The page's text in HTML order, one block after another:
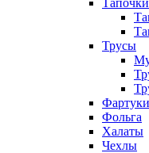
Трусы
Фартуки
Фольга
Халаты
Чехлы